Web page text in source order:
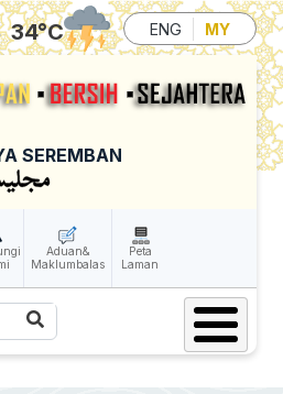
Skip to main content
34°C ENG MY
SEREMBAN
Aduan&
Maklumbalas
Peta
Laman